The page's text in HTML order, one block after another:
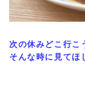
次の休みどこ行こ
そんな時に見てほ